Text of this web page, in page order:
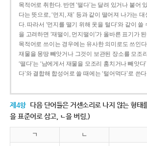
목적어로 취한다. 반면 ‘떨다’는 달려 있거나 붙어
다는 뜻으로, ‘먼지, 재’ 등과 같이 떨어져 나가는
다. 따라서 ‘먼지를 떨기 위해 옷을 털다’와 같이 쓸
을 고려하면 ‘재떨이, 먼지떨이’가 올바른 표기가 된
목적어로 쓰이는 경우에는 유사한 의미로도 쓰인다.
재물을 몽땅 빼앗거나 그것이 보관된 장소를 모조
‘떨다’는 ‘남에게서 재물을 모조리 훔치거나 빼앗다
다’와 결합해 합성어로 쓸 때에는 ‘털어먹다’로 쓴
제4항 다음 단어들은 거센소리로 나지 않는 형태
을 표준어로 삼고, ㄴ을 버림.)
ㄱ ㄴ